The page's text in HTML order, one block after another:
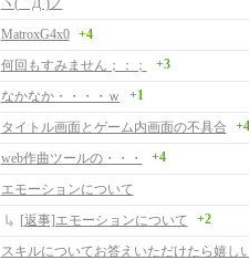
ヽ(｀Д´)ノ
MatroxG4x0
+4
何回もすみません；：；
+3
なかなか・・・・ｗ +1
タイトル画面とゲーム内画面の不具合 +4
web作曲ツールの・・・ +4
エモーションについて
[返事]エモーションについて
+2
スキルについてお答えいただけたら嬉し